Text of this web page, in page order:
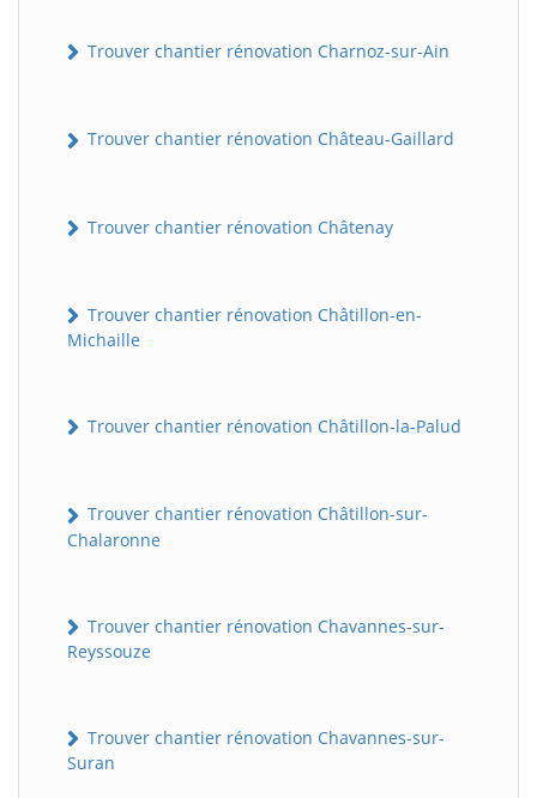
Trouver chantier rénovation Charnoz-sur-Ain
Trouver chantier rénovation Château-Gaillard
Trouver chantier rénovation Châtenay
Trouver chantier rénovation Châtillon-en-
Michaille
Trouver chantier rénovation Châtillon-la-Palud
Trouver chantier rénovation Châtillon-sur-
Chalaronne
Trouver chantier rénovation Chavannes-sur-
Reyssouze
Trouver chantier rénovation Chavannes-sur-
Suran